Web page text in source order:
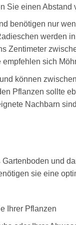
Sie einen Abstand
benötigen nur
werden
Zentimeter
sich
können
Pflanzen sollte
Nachbarn
und
sie eine
Ihrer Pflanzen